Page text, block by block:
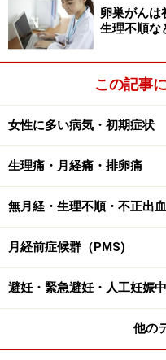
PMSの場合の緩和
1.まず自分がPMSであ
PMSを自己管理するに
して、健康な女性なら
2. そのために記録をつける
3. 食生活を見直す
栄養のバランスが偏っ
ます。バランスを考え
卵巣がんは
生理不順な
この記事
女性に多い病気・初期症状
生理痛・月経痛・排卵痛
無月経・生理不順・不正出
月経前症候群（PMS)
避妊・緊急避妊・人工妊娠
他の